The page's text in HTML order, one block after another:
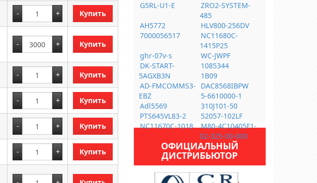
Купить
Купить
Купить
Купить
Купить
Купить
G5RL-U1-E
ZRO2-SYSTEM-
485
AH5772
HLV800-256DV
7000056517
NC11680C-
1415P25
ghr-07v-s
WC-JWPF
DK-START-
5AGXB3N
1085344
1B09
AD-FMCOMMS3-
EBZ
DAC8568IBPW
5-6610000-1
Adl5569
310J101-50
PTS645VL83-2
52057-102LF
NC11670C-1018
M80-4C10405F1-
02-325-00-000
ОФИЦИАЛЬНЫЙ
ДИСТРИБЬЮТОР